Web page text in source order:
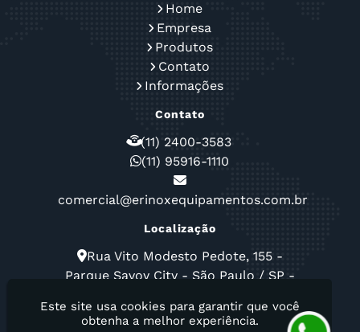
Home
Empresa
Produtos
Contato
Informações
Contato
(11) 2400-3583
(11) 95916-1110
comercial@erinoxequipamentos.com.br
Localização
Rua Vito Modesto Pedote, 155 -
Parque Savoy City - São Paulo / SP -
Erinox Equipamentos Para Cozinhas Industrial
Este site usa cookies para garantir que você
obtenha a melhor experiência.